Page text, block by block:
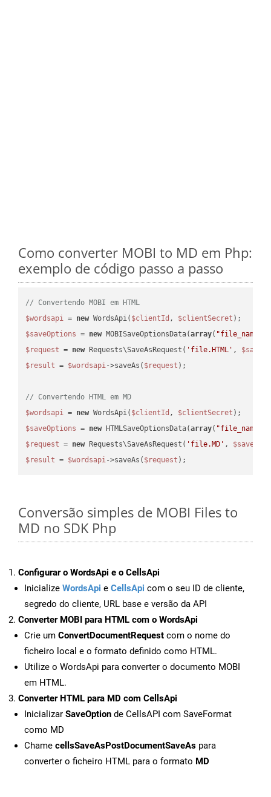
Como converter MOBI to MD em Php:
exemplo de código passo a passo
// Convertendo MOBI em HTML
$wordsapi = new WordsApi( $clientId , $clientSecret
$saveOptions = new MOBISaveOptionsData(array( "file_name"
$request = new Requests\SaveAsRequest( 'file.HTML' ,
$result = $wordsapi->saveAs( $request );
// Convertendo HTML em MD
$wordsapi = new WordsApi( $clientId , $clientSecret
$saveOptions = new HTMLSaveOptionsData(array( "file_name"
$request = new Requests\SaveAsRequest( 'file.MD' ,
$result = $wordsapi->saveAs( $request
Conversão simples de MOBI Files to
MD no SDK Php
Configurar o WordsApi e o CellsApi
Inicialize WordsApi e CellsApi com o seu ID de cliente,
segredo do cliente, URL base e versão da API
Converter MOBI para HTML com o WordsApi
Crie um ConvertDocumentRequest com o nome do
ficheiro local e o formato definido como HTML.
Utilize o WordsApi para converter o documento MOBI
em HTML.
Converter HTML para MD com CellsApi
Inicializar SaveOption de CellsAPI com SaveFormat
como MD
Chame cellsSaveAsPostDocumentSaveAs para
converter o ficheiro HTML para o formato MD